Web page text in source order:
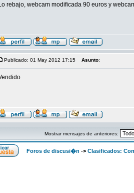
rebajo, webcam modificada 90 euros y
Publicado: 01 May 2012 17:15 Asunto:
Mostrar mensajes de anteriores:
Foros de discusi�n -> Clasificados: